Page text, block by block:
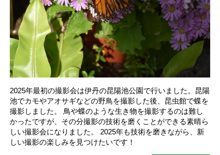
2025年最初の撮影会は伊丹の昆陽池公園で行いました。昆陽
池でカモやアオサギなどの野鳥を撮影した後、昆虫館で蝶を
撮影しました。 鳥や蝶のような生き物を撮影するのは難し
かったですが、その分撮影の技術を磨くことができる素晴ら
しい撮影会になりました。 2025年も技術を磨きながら、新
しい撮影の楽しみを見つけたいです！